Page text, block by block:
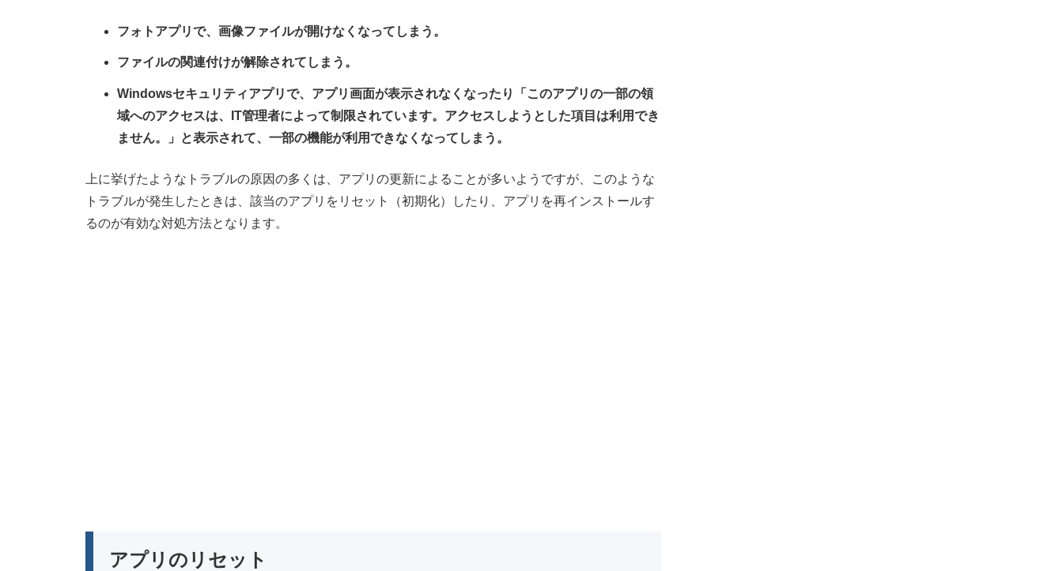
フォトアプリで、画像ファイルが開けなくなってしまう。
ファイルの関連付けが解除されてしまう。
Windowsセキュリティアプリで、アプリ画面が表示されなくなったり「このアプリの一部の領
域へのアクセスは、IT管理者によって制限されています。アクセスしようとした項目は利用でき
ません。」と表示されて、一部の機能が利用できなくなってしまう。
上に挙げたようなトラブルの原因の多くは、アプリの更新によることが多いようですが、このような
トラブルが発生したときは、該当のアプリをリセット（初期化）したり、アプリを再インストールす
るのが有効な対処方法となります。
アプリのリセット